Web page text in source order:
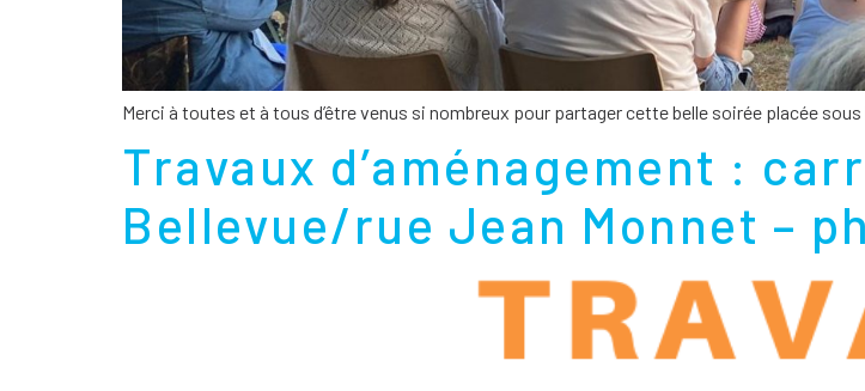
Merci à toutes et à tous d’être venus si nombreux pour partager cette belle soirée placée
Travaux d’aménagement :
Bellevue/rue Jean Monnet –